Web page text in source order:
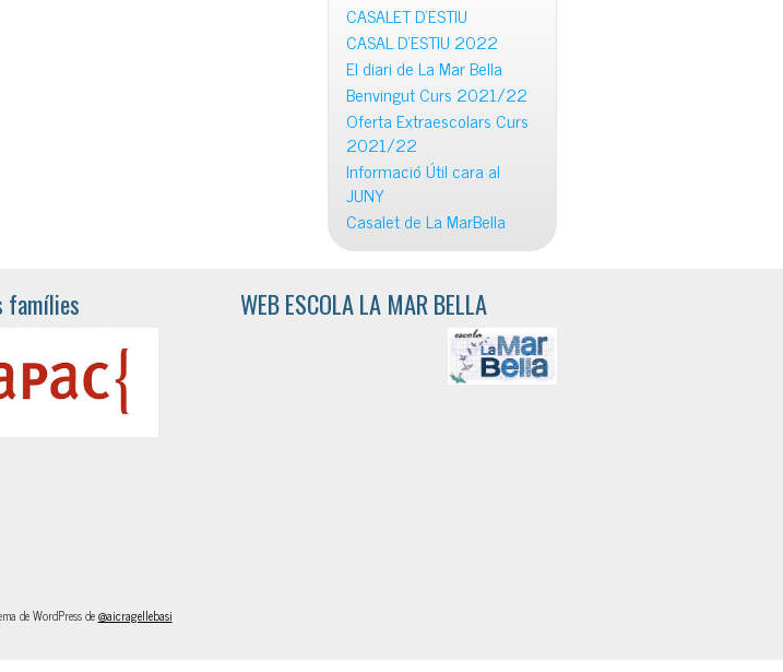
CASALET D’ESTIU
CASAL D’ESTIU 2022
El diari de La Mar Bella
Benvingut Curs 2021/22
Oferta Extraescolars Curs
2021/22
Informació Útil cara al
JUNY
Casalet de La MarBella
famílies WEB ESCOLA LA MAR BELLA
de WordPress de@aicragellebasi